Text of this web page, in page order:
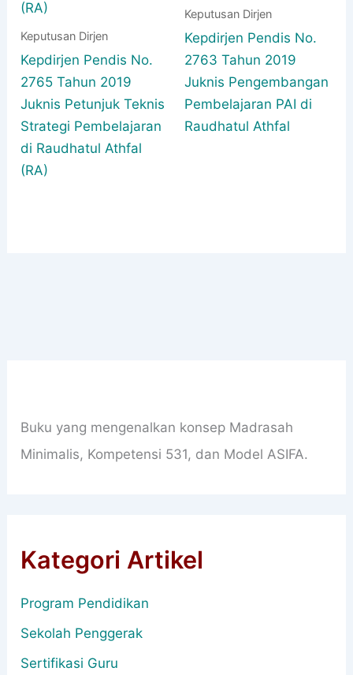
Keputusan Dirjen
Kepdirjen Pendis No.
2765 Tahun 2019
Juknis Petunjuk Teknis
Strategi Pembelajaran
di Raudhatul Athfal
(RA)
Keputusan Dirjen
Kepdirjen Pendis No.
2763 Tahun 2019
Juknis Pengembangan
Pembelajaran PAI di
Raudhatul Athfal
Buku yang mengenalkan konsep Madrasah
Minimalis, Kompetensi 531, dan Model ASIFA.
Kategori Artikel
Program Pendidikan
Sekolah Penggerak
Sertifikasi Guru